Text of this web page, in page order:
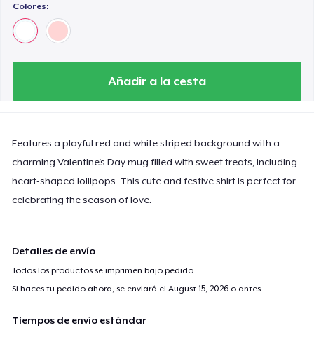
Colores:
Añadir a la cesta
Features a playful red and white striped background with a
charming Valentine's Day mug filled with sweet treats, including
heart-shaped lollipops. This cute and festive shirt is perfect for
celebrating the season of love.
Detalles de envío
Todos los productos se imprimen bajo pedido.
Si haces tu pedido ahora, se enviará elAugust 15, 2026 o antes.
Tiempos de envío estándar